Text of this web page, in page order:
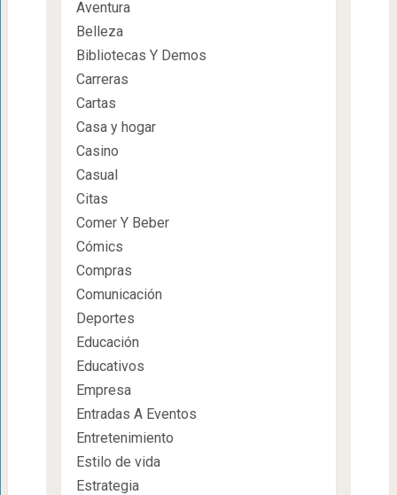
Aventura
Belleza
Bibliotecas Y Demos
Carreras
Cartas
Casa y hogar
Casino
Casual
Citas
Comer Y Beber
Cómics
Compras
Comunicación
Deportes
Educación
Educativos
Empresa
Entradas A Eventos
Entretenimiento
Estilo de vida
Estrategia